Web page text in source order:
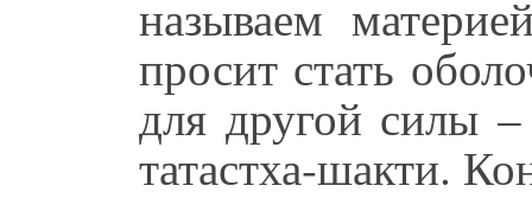
называем
просит стать
для другой силы
татастха-шакти.